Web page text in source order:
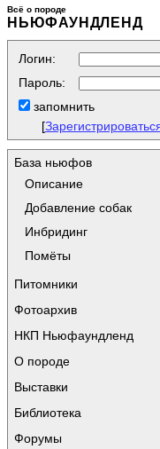
Всё о породе
НЬЮФАУНДЛЕНД
Логин:
Пароль:
запомнить
[
База ньюфов
Описание
Добавление собак
Инбридинг
Помёты
Питомники
Фотоархив
НКП Ньюфаундленд
О породе
Выставки
Библиотека
Форумы